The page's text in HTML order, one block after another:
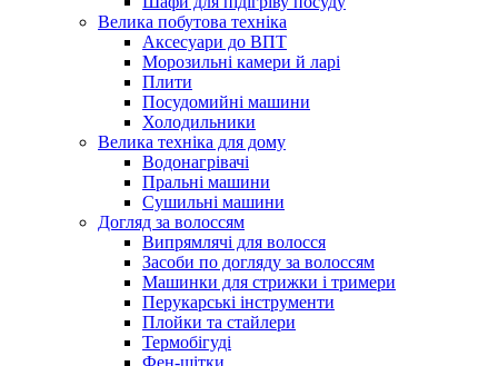
Велика побутова техніка
Аксесуари до ВПТ
Морозильні камери й ларі
Плити
Посудомийні машини
Холодильники
Велика техніка для дому
Водонагрівачі
Пральні машини
Сушильні машини
Догляд за волоссям
Випрямлячі для волосся
Засоби по догляду за волоссям
Машинки для стрижки і тримери
Перукарські інструменти
Плойки та стайлери
Термобігуді
Фен-щітки